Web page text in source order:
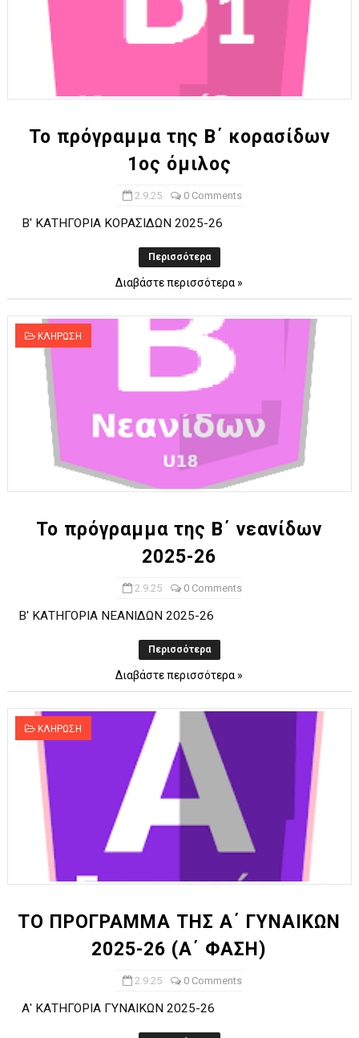
Το πρόγραμμα της Β΄ κορασίδων
1ος όμιλος
2.9.25 0 Comments
Β' ΚΑΤΗΓΟΡΙΑ ΚΟΡΑΣΙΔΩΝ 2025-26
Περισσότερα
Διαβάστε περισσότερα »
ΚΛΗΡΩΣΗ
Το πρόγραμμα της Β΄ νεανίδων
2025-26
2.9.25 0 Comments
Β' ΚΑΤΗΓΟΡΙΑ ΝΕΑΝΙΔΩΝ 2025-26
Περισσότερα
Διαβάστε περισσότερα »
ΚΛΗΡΩΣΗ
ΤΟ ΠΡΟΓΡΑΜΜΑ ΤΗΣ Α΄ ΓΥΝΑΙΚΩΝ
2025-26 (Α΄ ΦΑΣΗ)
2.9.25 0 Comments
Α' ΚΑΤΗΓΟΡΙΑ ΓΥΝΑΙΚΩΝ 2025-26